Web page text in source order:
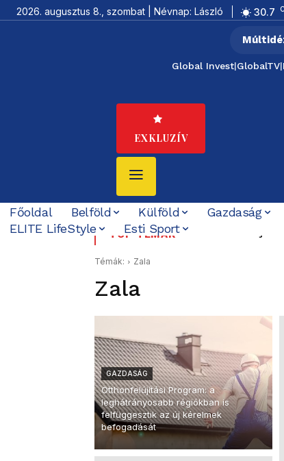
2026. augusztus 8., szombat | Névnap: László 30.7 C
Global Invest|GlobalTV|
EXKLUZÍV
Főoldal Belföld Külföld Gazdaság
ELITE LifeStyle
Esti Sport
TOP TÉMÁKBaka Andrást jelöli
Az utolsó
Témák: Zala
Zala
GAZDASÁG
Otthonfelújítási Program: a
leghátrányosabb régiókban is
felfüggesztik az új kérelmek
befogadását